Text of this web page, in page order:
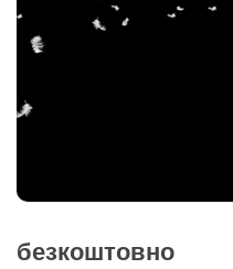
безкоштовно